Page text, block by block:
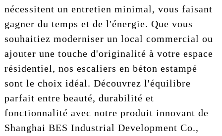
nécessitent un entretien minimal, vous faisant
gagner du temps et de l'énergie. Que vous
souhaitiez moderniser un local commercial ou
ajouter une touche d'originalité à votre espace
résidentiel, nos escaliers en béton estampé
sont le choix idéal. Découvrez l'équilibre
parfait entre beauté, durabilité et
fonctionnalité avec notre produit innovant de
Shanghai BES Industrial Development Co.,